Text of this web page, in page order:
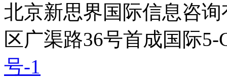
北京新思界国际信息咨
区广渠路36号首成国际
号-1